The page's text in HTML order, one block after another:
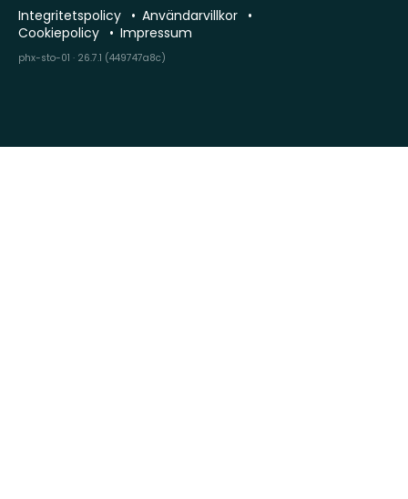
Integritetspolicy
Användarvillkor
Cookiepolicy
Impressum
phx-sto-01 · 26.7.1 (449747a8c)